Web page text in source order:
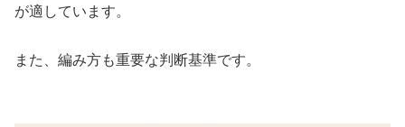
が適しています。
また、編み方も重要な判断基準です。